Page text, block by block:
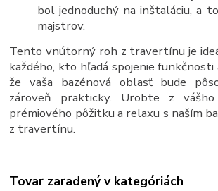
bol jednoduchý na inštaláciu, a
majstrov.
Tento vnútorný roh z travertínu je
každého, kto hľadá spojenie funkčnosti
že vaša bazénová oblasť bude
zároveň prakticky. Urobte z
prémiového pôžitku a relaxu s naším
z travertínu.
Tovar zaradený v kategóriách